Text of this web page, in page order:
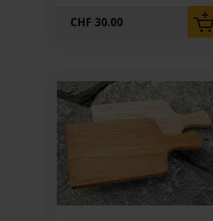
CHF 30.00